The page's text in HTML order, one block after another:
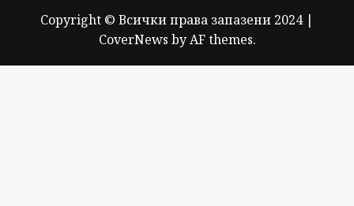
Copyright © Всички права запазени 2024 |
CoverNews by AF themes.